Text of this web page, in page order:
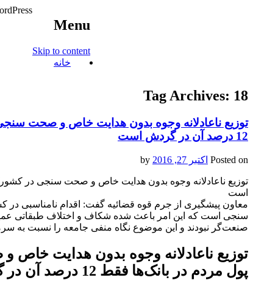
Menu
Skip to content
خانه
Tag Archives: 18
12 درصد آن‌ در گردش است
Posted on اکتبر 27, 2016
است
معاون پیشگیری از جرم قوه قضائیه گفت: اقدام نامناسبی
سنجی است که این امر باعث شده شکاف و اختلاف طبقاتی
صنعت‌گر نبودند و این موضوع نگاه منفی جامعه را نسبت به
پول مردم در بانک‌ها فقط 12 درصد آن‌ در گردش است